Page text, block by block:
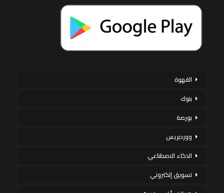
القهوة
بنوك
بورصة
ووردبريس
الذكاء الاصطناعي
تسويق إلكتروني